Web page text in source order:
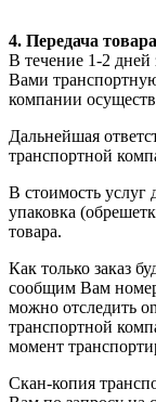
4. Передача
В течение 1-2 дней
Вами
компании
Дальнейшая
транспортной
В стоимость услуг
упаковка
товара.
Как только заказ
сообщим Вам
можно отследить
транспортной
момент
Скан-копия